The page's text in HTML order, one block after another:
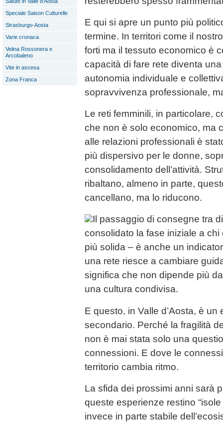
Speciale Saison Culturelle
Strasburgo-Aosta
Varie cronaca
Velina Rossonera e
Arcobaleno
Vite in ascesa
Zona Franca
E qui si apre un punto più
termine. In territori come il
forti ma il tessuto economico è
capacità di fare rete diventa
autonomia individuale e
sopravvivenza professionale,
Le reti femminili, in particolare,
che non è solo economico, ma
alle relazioni professionali è
più dispersivo per le donne,
consolidamento dell’attività.
ribaltano, almeno in parte,
cancellano, ma lo riducono.
Il passaggio di consegne tra
consolidato la fase iniziale a
più solida – è anche un
una rete riesce a cambiare
significa che non dipende più
una cultura condivisa.
E questo, in Valle d’Aosta, è un
secondario. Perché la fragilità
non è mai stata solo una
connessioni. E dove le
territorio cambia ritmo.
La sfida dei prossimi anni sarà
queste esperienze restino
invece in parte stabile